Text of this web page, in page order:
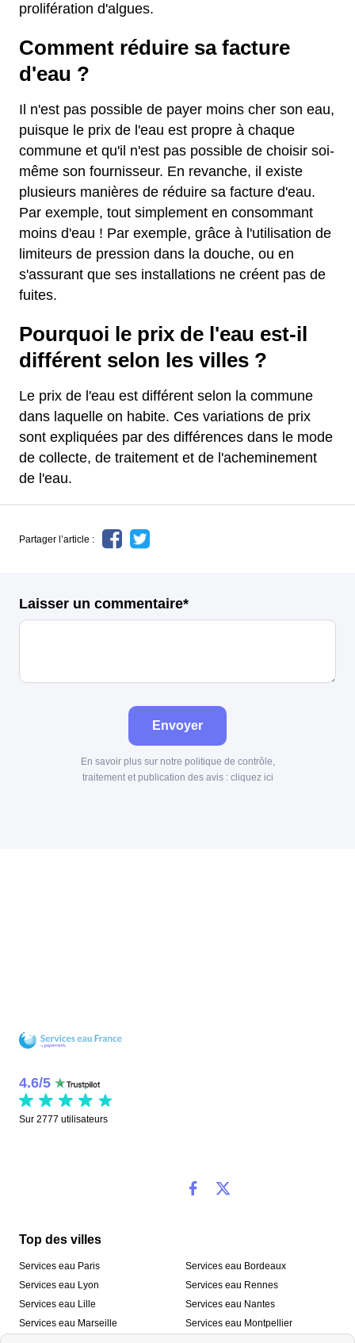
prolifération d'algues.
Comment réduire sa facture
d'eau ?
Il n'est pas possible de payer moins cher son eau,
puisque le prix de l'eau est propre à chaque
commune et qu'il n'est pas possible de choisir soi-
même son fournisseur. En revanche, il existe
plusieurs manières de réduire sa facture d'eau.
Par exemple, tout simplement en consommant
moins d'eau ! Par exemple, grâce à l'utilisation de
limiteurs de pression dans la douche, ou en
s'assurant que ses installations ne créent pas de
fuites.
Pourquoi le prix de l'eau est-il
différent selon les villes ?
Le prix de l'eau est différent selon la commune
dans laquelle on habite. Ces variations de prix
sont expliquées par des différences dans le mode
de collecte, de traitement et de l'acheminement
de l'eau.
Partager l’article :
Laisser un commentaire*
Envoyer
En savoir plus sur notre politique de contrôle,
traitement et publication des avis : cliquez ici
4.6/5
Sur 2777 utilisateurs
Top des villes
Services eau Paris
Services eau Lyon
Services eau Lille
Services eau Marseille
Services eau Bordeaux
Services eau Rennes
Services eau Nantes
Services eau Montpellier